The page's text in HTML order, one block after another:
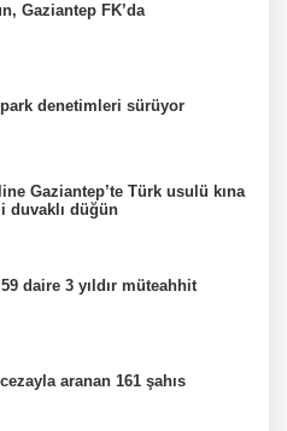
Gaziantep FK’da
denetimleri sürüyor
Gaziantep’te Türk usulü kına
duvaklı düğün
daire 3 yıldır müteahhit
aranan 161 şahıs